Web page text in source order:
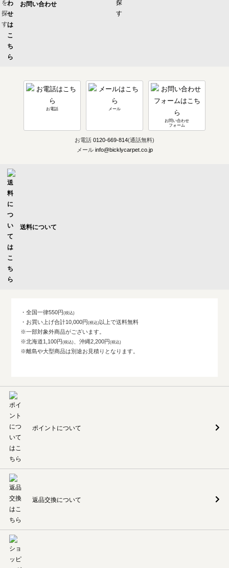
お問い合わせ
お電話 メール
お問い合わせ
フォーム
お電話 0120-669-814(通話無料)
メール info@bicklycarpet.co.jp
送料について
・全国一律550円
・お買い上げ合計10,000円
以上で送料無料
※一部対象外商品がございます。
※北海道1,100円
、沖縄2,200円
※離島や大型商品は別途お見積りとなります。
ポイントについて
返品交換について